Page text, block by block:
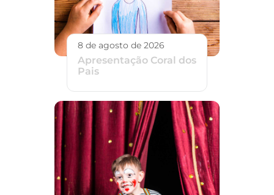
8 de agosto de 2026
Apresentação Coral dos
Pais